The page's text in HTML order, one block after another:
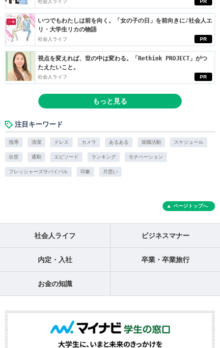
PR
社会人ライフ
PR
いつでもわたしは前を向く。「女の子の日」を前向きに♪社会人エ
リ・大学生リカの物語
社会人ライフ
PR
視点を変えれば、世の中は変わる。「Rethink PROJECT」がつ
たえたいこと。
社会人ライフ
もっと見る
注目キーワード
指導 清潔 ドレス カメラ あるある 就職活動 スケジュール
出世 通勤 エピソード ランキング モチベーション
フレッシャーズサバイバル 印象 片思い
ページトップへ
社会人ライフ ビジネスマナー
内定・入社 卒業・卒業旅行
お金の知識